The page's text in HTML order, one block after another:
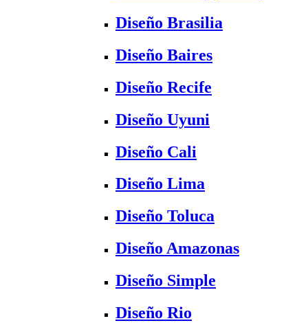
Diseño Brasilia
Diseño Baires
Diseño Recife
Diseño Uyuni
Diseño Cali
Diseño Lima
Diseño Toluca
Diseño Amazonas
Diseño Simple
Diseño Rio